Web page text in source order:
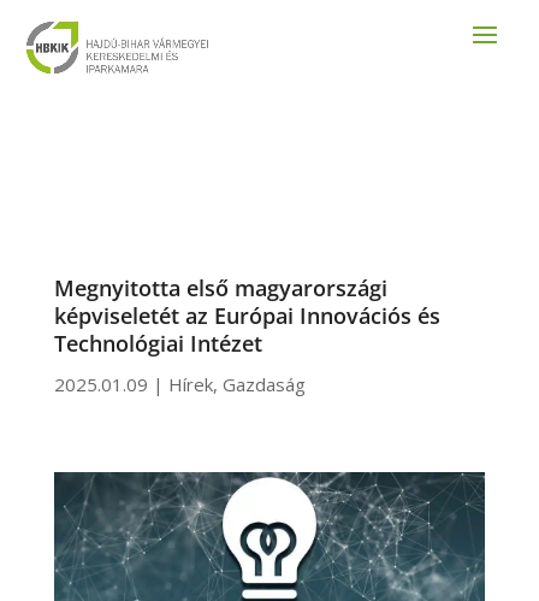
Megnyitotta első magyarországi
képviseletét az Európai Innovációs és
Technológiai Intézet
2025.01.09 | Hírek, Gazdaság